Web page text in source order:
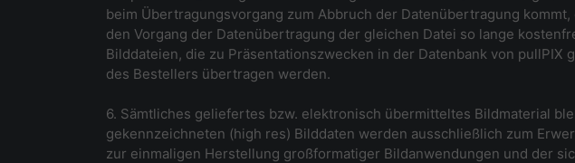
beim Übertragungsvorgang zum Abbruch der Datenübertragung
den Vorgang der Datenübertragung der gleichen Datei so lange
Bilddateien, die zu Präsentationszwecken in der Datenbank von
des Bestellers übertragen werden.
6. Sämtliches geliefertes bzw. elektronisch übermitteltes Bildmaterial
gekennzeichneten (high res) Bilddaten werden ausschließlich zum
zur einmaligen Herstellung großformatiger Bildanwendungen und der